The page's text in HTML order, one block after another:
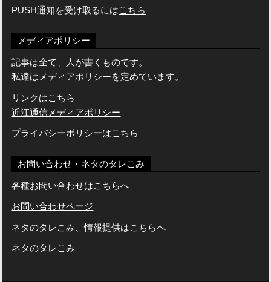
PUSH通知を受け取るにはこちら
メディアポリシー
記事は全て、人が書くものです。
私達はメディアポリシーを定めています。
リンクはこちら
近江通信メディアポリシー
プライバシーポリシーはこちら
お問い合わせ・ネタのタレこみ
各種お問い合わせはこちらへ
お問い合わせページ
ネタのタレこみ、情報提供はこちらへ
ネタのタレこみ